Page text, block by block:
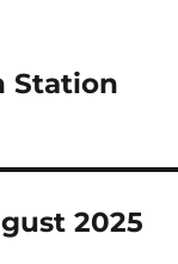
Station
2025